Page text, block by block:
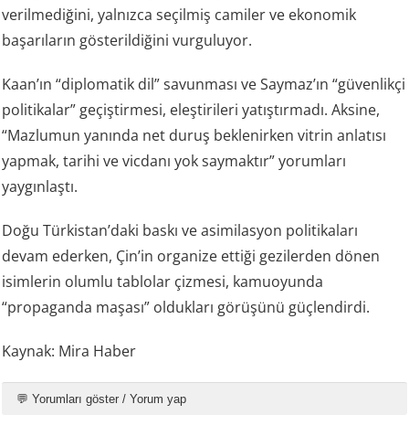
verilmediğini, yalnızca seçilmiş camiler ve ekonomik
başarıların gösterildiğini vurguluyor.
Kaan’ın “diplomatik dil” savunması ve Saymaz’ın “güvenlikçi
politikalar” geçiştirmesi, eleştirileri yatıştırmadı. Aksine,
“Mazlumun yanında net duruş beklenirken vitrin anlatısı
yapmak, tarihi ve vicdanı yok saymaktır” yorumları
yaygınlaştı.
Doğu Türkistan’daki baskı ve asimilasyon politikaları
devam ederken, Çin’in organize ettiği gezilerden dönen
isimlerin olumlu tablolar çizmesi, kamuoyunda
“propaganda maşası” oldukları görüşünü güçlendirdi.
Kaynak: Mira Haber
💬 Yorumları göster / Yorum yap